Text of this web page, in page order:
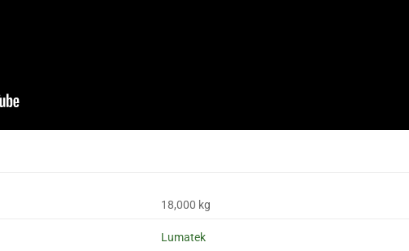
18,000 kg
Lumatek